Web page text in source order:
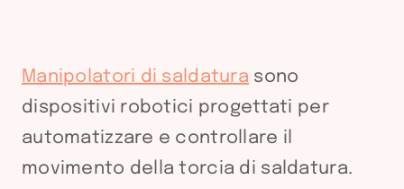
Manipolatori di saldatura sono
dispositivi robotici progettati per
automatizzare e controllare il
movimento della torcia di saldatura.